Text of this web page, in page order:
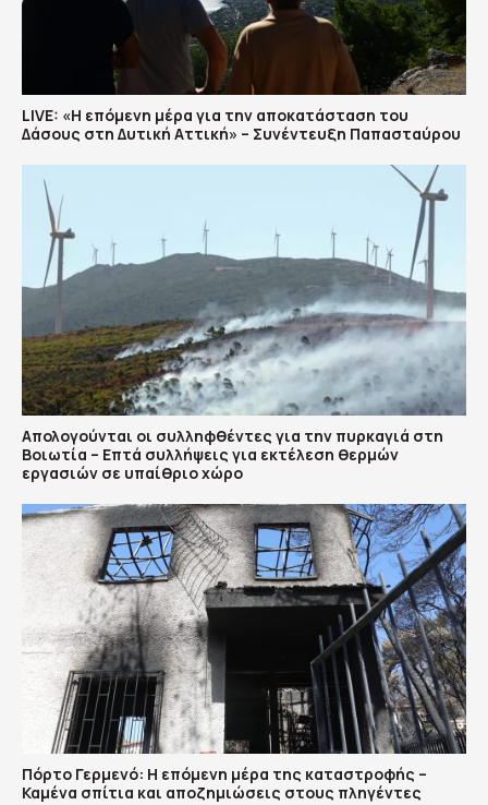
LIVE: «Η επόμενη μέρα για την αποκατάσταση του
Δάσους στη Δυτική Αττική» – Συνέντευξη Παπασταύρου
Απολογούνται οι συλληφθέντες για την πυρκαγιά στη
Βοιωτία – Επτά συλλήψεις για εκτέλεση θερμών
εργασιών σε υπαίθριο χώρο
Πόρτο Γερμενό: Η επόμενη μέρα της καταστροφής –
Καμένα σπίτια και αποζημιώσεις στους πληγέντες